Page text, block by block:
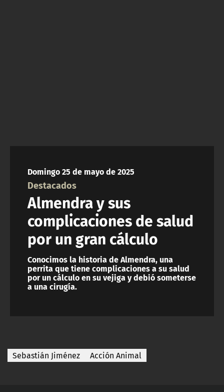
Domingo 25 de mayo de 2025
Destacados
Almendra y sus
complicaciones de salud
por un gran cálculo
Conocimos la historia de Almendra, una
perrita que tiene complicaciones a su salud
por un cálculo en su vejiga y debió someterse
a una cirugía.
Sebastián Jiménez Acción Animal